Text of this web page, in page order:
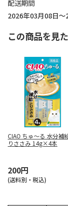
配送期間
2026年03月08日
この商品を見
CIAO ちゅ～る 水分補
りささみ 14g×4本
200円
(送料別・税込)